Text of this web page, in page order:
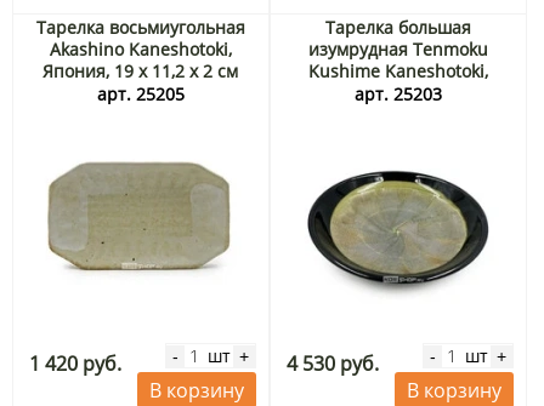
Тарелка восьмиугольная
Akashino Kaneshotoki,
Япония, 19 х 11,2 х 2 см
арт. 25205
1 420 руб. - шт +
В корзину
Тарелка большая
изумрудная Tenmoku
Kushime Kaneshotoki,
Япония, 22 х 5,5 см
арт. 25203
4 530 руб. - шт +
В корзину